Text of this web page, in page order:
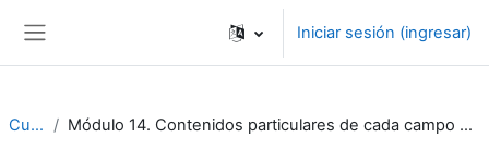
Iniciar sesión (ingresar)
Cursos Módulo 14. Contenidos particulares de cada campo e formación y acción educativo